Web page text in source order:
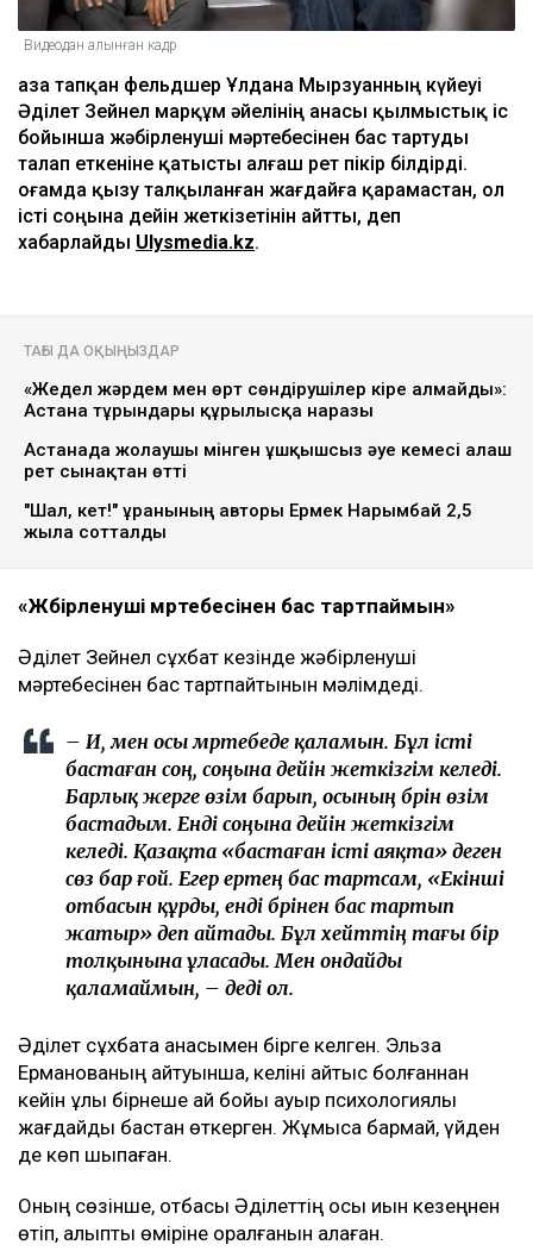
Әділет Зейнел марқұм әйелінің анасы қылмыстық іс
бойынша жәбірленуші мәртебесінен бас тартуды
талап еткеніне қатысты алғаш рет пікір білдірді.
Қоғамда қызу талқыланған жағдайға қарамастан, ол
істі соңына дейін жеткізетінін айтты, деп
ТАҒЫ ДА ОҚЫҢЫЗДАР
Астана тұрғындары құрылысқа наразы
Астанада жолаушы мінген ұшқышсыз әуе кемесі алғаш
"Шал, кет!" ұранының авторы Ермек Нарымбай 2,5
жылға сотталды
«Жәбірленуші мәртебесінен бас тартпаймын»
Әділет Зейнел сұхбат кезінде жәбірленуші
мәртебесінен бас тартпайтынын мәлімдеді.
– Иә, мен осы мәртебеде қаламын. Бұл істі
Барлық жерге өзім барып, осының бәрін өзім
бастадым. Енді соңына дейін жеткізгім
келеді. Қазақта «бастаған істі аяқта» деген
сөз бар ғой. Егер ертең бас тартсам, «Екінші
отбасын құрды, енді бәрінен бас тартып
толқынына ұласады. Мен ондайды
қаламаймын, – деді ол.